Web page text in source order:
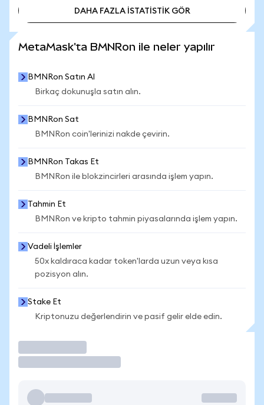
DAHA FAZLA İSTATİSTİK GÖR
MetaMask'ta BMNRon ile neler yapılır
BMNRon Satın Al
Birkaç dokunuşla satın alın.
BMNRon Sat
BMNRon coin'lerinizi nakde çevirin.
BMNRon Takas Et
BMNRon ile blokzincirleri arasında işlem yapın.
Tahmin Et
BMNRon ve kripto tahmin piyasalarında işlem yapın.
Vadeli İşlemler
50x kaldıraca kadar token'larda uzun veya kısa
pozisyon alın.
Stake Et
Kriptonuzu değerlendirin ve pasif gelir elde edin.